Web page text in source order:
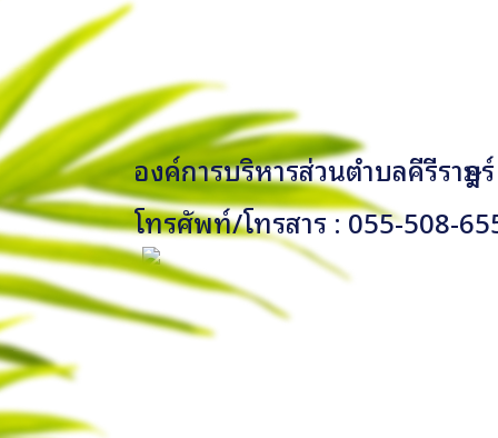
องค์การบริหารส่วนตำบลคีรีราษ
โทรศัพท์/โทรสาร : 055-508-